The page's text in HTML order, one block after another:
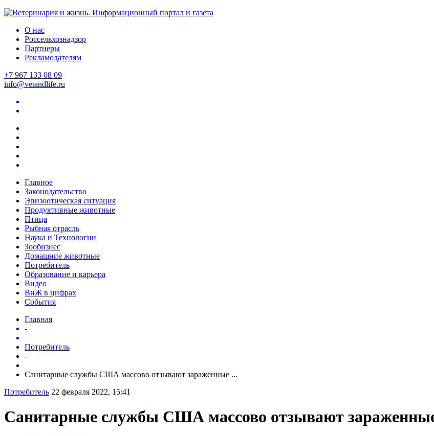
О нас
Россельхознадзор
Партнеры
Рекламодателям
+7 967 133 08 09
info@vetandlife.ru
Главное
Законодательство
Эпизоотическая ситуация
Продуктивные животные
Птица
Рыбная отрасль
Наука и Технологии
Зообизнес
Домашние животные
Потребитель
Образование и карьера
Видео
ВиЖ в цифрах
События
Главная
-
Потребитель
-
Санитарные службы США массово отзывают зараженные ...
Потребитель 22 февраля 2022, 15:41
Санитарные службы США массово отзывают